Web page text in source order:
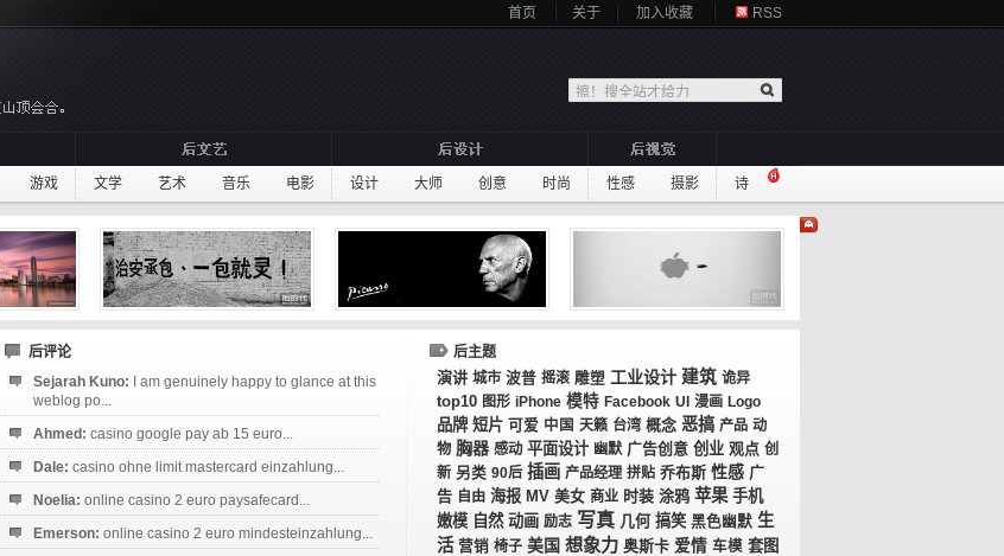
首页 关于 加入收藏 RSS
游戏 文学 艺术 音乐 电影 设计 大师 创意 时尚 性感 摄影 诗
后评论
Sejarah Kuno:
I am genuinely happy to glance at this
weblog po...
Ahmed: casino google pay ab 15 euro...
Dale: casino ohne limit mastercard einzahlung...
Noelia: online casino 2 euro paysafecard...
Emerson: online casino 2 euro mindesteinzahlung...
后主题
演讲 城市 波普 摇滚 雕塑 工业设计 建筑 诡异
top10 图形 iPhone 模特 Facebook UI 漫画 Logo
品牌 短片 可爱 中国 天籁 台湾 概念 恶搞 产品 动
物 胸器 感动 平面设计 幽默 广告创意 创业 观点 创
新 另类 90后 插画 产品经理 拼贴 乔布斯 性感 广
告 自由 海报 MV 美女 商业 时装 涂鸦 苹果 手机
嫩模 自然 动画 励志 写真 几何 搞笑 黑色幽默 生
活 营销 椅子 美国 想象力 奥斯卡 爱情 车模 套图